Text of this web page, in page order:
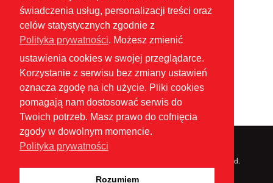
(mf)
Copyright © 2025 Mazowiecki Związek Piłki Nożnej. All rights reserved.
Polityka prywatności
świadczenia usług, personalizacji treści oraz
celów statystycznych zgodnie z
Polityka prywatności. Możesz zmienić
ustawienia cookies w swojej przeglądarce.
Korzystanie z serwisu bez zmiany ustawień
oznacza zgodę na ich użycie. Pliki cookies
pomagają nam dostosować serwis do
Twoich potrzeb. Masz prawo do cofnięcia
zgody w dowolnym momencie.
Polityka prywatności
Rozumiem